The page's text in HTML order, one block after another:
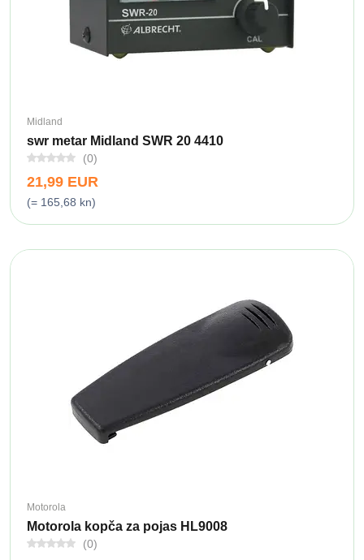
Midland
swr metar Midland SWR 20 4410
(0)
21,99 EUR
(= 165,68 kn)
Motorola
Motorola kopča za pojas HL9008
(0)